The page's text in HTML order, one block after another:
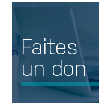
Faites
un don